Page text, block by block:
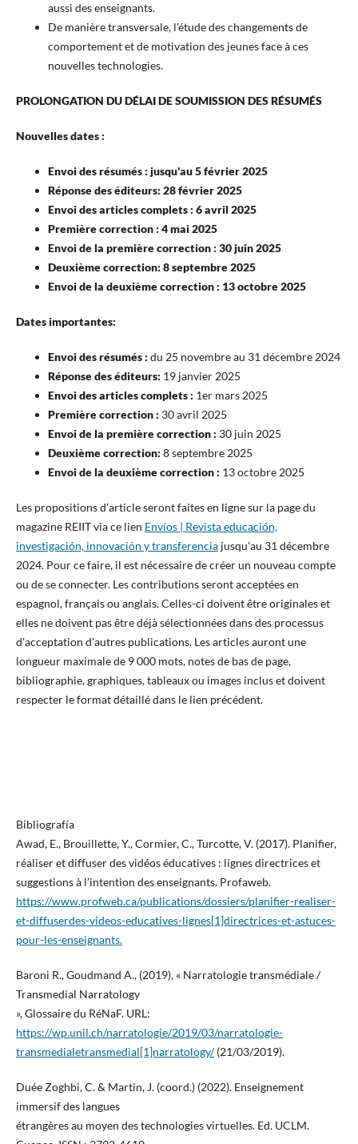
aussi des enseignants.
De manière transversale, l'étude des changements de
comportement et de motivation des jeunes face à ces
nouvelles technologies.
PROLONGATION DU DÉLAI DE SOUMISSION DES RÉSUMÉS
Nouvelles dates :
Envoi des résumés : jusqu'au 5 février 2025
Réponse des éditeurs: 28 février 2025
Envoi des articles complets : 6 avril 2025
Première correction : 4 mai 2025
Envoi de la première correction : 30 juin 2025
Deuxième correction: 8 septembre 2025
Envoi de la deuxième correction : 13 octobre 2025
Dates importantes:
Envoi des résumés : du 25 novembre au 31 décembre 2024
Réponse des éditeurs: 19 janvier 2025
Envoi des articles complets : 1er mars 2025
Première correction : 30 avril 2025
Envoi de la première correction : 30 juin 2025
Deuxième correction: 8 septembre 2025
Envoi de la deuxième correction : 13 octobre 2025
Les propositions d’article seront faites en ligne sur la page du
magazine REIIT via ce lien Envíos | Revista educación,
investigación, innovación y transferenciajusqu'au 31 décembre
2024. Pour ce faire, il est nécessaire de créer un nouveau compte
ou de se connecter. Les contributions seront acceptées en
espagnol, français ou anglais. Celles-ci doivent être originales et
elles ne doivent pas être déjà sélectionnées dans des processus
d'acceptation d'autres publications. Les articles auront une
longueur maximale de 9 000 mots, notes de bas de page,
bibliographie, graphiques, tableaux ou images inclus et doivent
respecter le format détaillé dans le lien précédent.
Bibliografía
Awad, E., Brouillette, Y., Cormier, C., Turcotte, V. (2017). Planifier,
réaliser et diffuser des vidéos éducatives : lignes directrices et
suggestions à l’intention des enseignants. Profaweb.
https://www.profweb.ca/publications/dossiers/planifier-realiser-
et-diffuserdes-videos-educatives-lignes[1]directrices-et-astuces-
pour-les-enseignants.
Baroni R., Goudmand A., (2019), « Narratologie transmédiale /
Transmedial Narratology
», Glossaire du RéNaF. URL:
https://wp.unil.ch/narratologie/2019/03/narratologie-
transmedialetransmedial[1]narratology/(21/03/2019).
Duée Zoghbi, C. & Martin, J. (coord.) (2022). Enseignement
immersif des langues
étrangères au moyen des technologies virtuelles. Ed. UCLM.